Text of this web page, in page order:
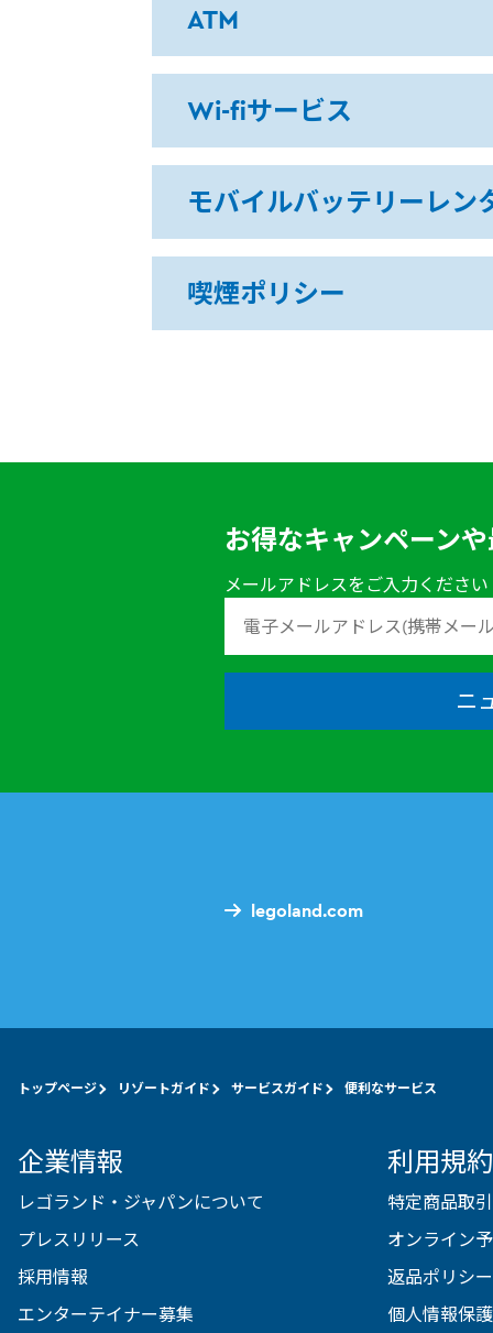
ATM
Wi-fiサービス
モバイルバッテリーレン
喫煙ポリシー
お得なキャンペーン
メールアドレスをご入力ください
ニ
legoland.com
トップページ リゾートガイド サービスガイド 便利なサービス
企業情報
レゴランド・ジャパンについて
プレスリリース
採用情報
エンターテイナー募集
利用規約
特定商品取
オンライン
返品ポリシー
個人情報保